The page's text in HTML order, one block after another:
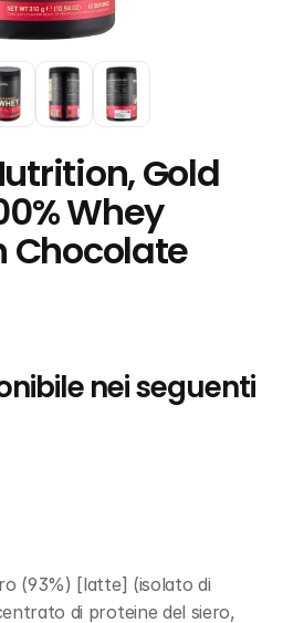
Gold
Whey
Chocolate
nei seguenti
(93%) [latte] (isolato di
di proteine del siero,